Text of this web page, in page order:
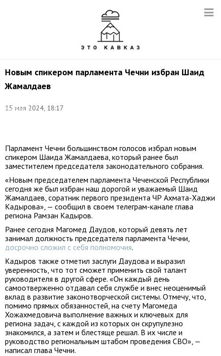
Новым спикером парламента Чечни избран Шаид
Жамалдаев
15 мая 2024, 18:17
Владимир
Парламент Чечни большинством голосов избрал новым
спикером Шаида Жамалдаева, который ранее был
заместителем председателя законодательного собрания.
«Новым председателем парламента Чеченской Республики
сегодня же был избран наш дорогой и уважаемый Шаид
Жамалдаев, соратник первого президента ЧР Ахмата-Хаджи
Кадырова», — сообщил в своем телеграм-канале глава
региона Рамзан Кадыров.
Ранее сегодня Магомед Даудов, который девять лет
занимал должность председателя парламента Чечни,
досрочно сложил с себя полномочия.
Кадыров также отметил заслуги Даудова и выразил
уверенность, что тот сможет применить свой талант
руководителя в другой сфере. «Он каждый день
самоотверженно отдавал себя службе и внес неоценимый
вклад в развитие законотворческой системы. Отмечу, что,
помимо прямых обязанностей, на счету Магомеда
Хожахмедовича выполнение важных и ключевых для
региона задач, с каждой из которых он скрупулезно
знакомился, а затем и блестяще решал. В их числе и
руководство региональным штабом проведения СВО», —
написал глава Чечни.